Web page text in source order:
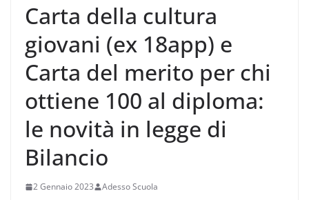
Carta della cultura
giovani (ex 18app) e
Carta del merito per chi
ottiene 100 al diploma:
le novità in legge di
Bilancio
2 Gennaio 2023 Adesso Scuola